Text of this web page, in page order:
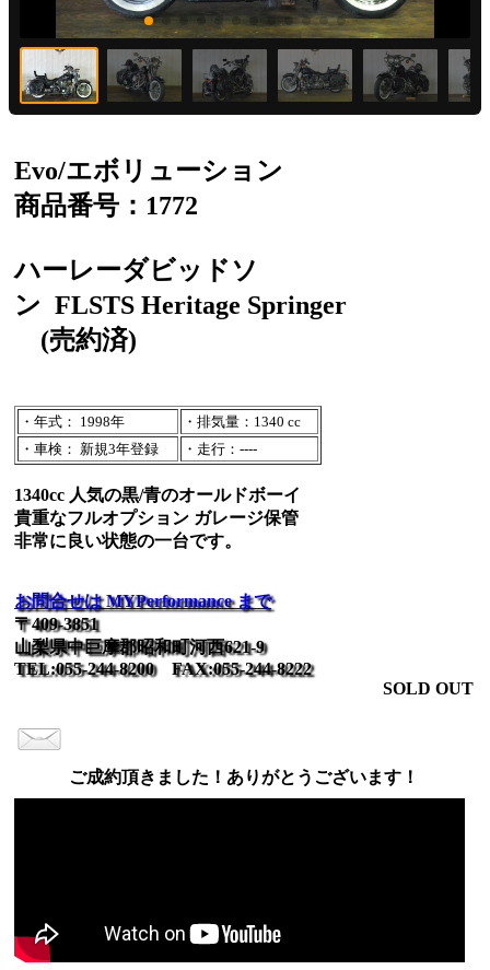
Evo/エボリューション
商品番号：1772
ハーレーダビッドソ
ン FLSTS Heritage Springer
(売約済)
・年式： 1998年
・排気量：1340 cc
・車検： 新規3年登録
・走行：----
1340cc 人気の黒/青のオールドボーイ
貴重なフルオプション ガレージ保管
非常に良い状態の一台です。
お問合せは MYPerformance まで
〒409-3851
山梨県中巨摩郡昭和町河西621-9
TEL:055-244-8200 FAX:055-244-8222
SOLD OUT
ご成約頂きました！ありがとうございます！